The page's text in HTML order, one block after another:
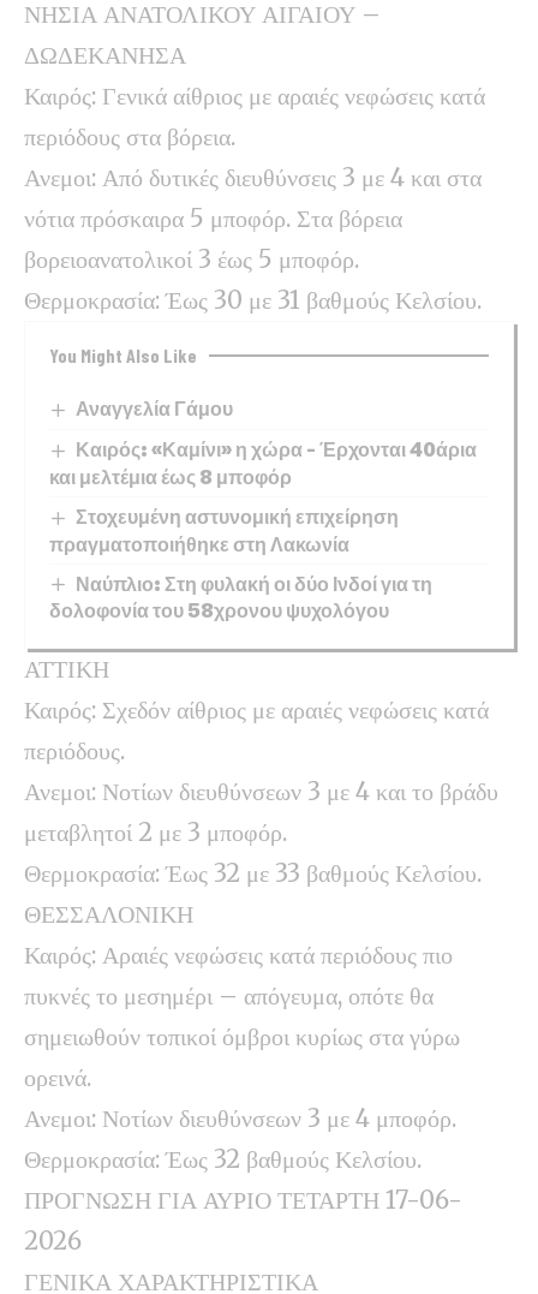
ΝΗΣΙΑ ΑΝΑΤΟΛΙΚΟΥ ΑΙΓΑΙΟΥ –
ΔΩΔΕΚΑΝΗΣΑ
Καιρός: Γενικά αίθριος με αραιές νεφώσεις κατά
περιόδους στα βόρεια.
Ανεμοι: Από δυτικές διευθύνσεις 3 με 4 και στα
νότια πρόσκαιρα 5 μποφόρ. Στα βόρεια
βορειοανατολικοί 3 έως 5 μποφόρ.
Θερμοκρασία: Έως 30 με 31 βαθμούς Κελσίου.
You Might Also Like
Αναγγελία Γάμου
Καιρός: «Καμίνι» η χώρα – Έρχονται 40άρια
και μελτέμια έως 8 μποφόρ
Στοχευμένη αστυνομική επιχείρηση
πραγματοποιήθηκε στη Λακωνία
Ναύπλιο: Στη φυλακή οι δύο Ινδοί για τη
δολοφονία του 58χρονου ψυχολόγου
ΑΤΤΙΚΗ
Καιρός: Σχεδόν αίθριος με αραιές νεφώσεις κατά
περιόδους.
Ανεμοι: Νοτίων διευθύνσεων 3 με 4 και το βράδυ
μεταβλητοί 2 με 3 μποφόρ.
Θερμοκρασία: Έως 32 με 33 βαθμούς Κελσίου.
ΘΕΣΣΑΛΟΝΙΚΗ
Καιρός: Αραιές νεφώσεις κατά περιόδους πιο
πυκνές το μεσημέρι – απόγευμα, οπότε θα
σημειωθούν τοπικοί όμβροι κυρίως στα γύρω
ορεινά.
Ανεμοι: Νοτίων διευθύνσεων 3 με 4 μποφόρ.
Θερμοκρασία: Έως 32 βαθμούς Κελσίου.
ΠΡΟΓΝΩΣΗ ΓΙΑ ΑΥΡΙΟ ΤΕΤΑΡΤΗ 17-06-
2026
ΓΕΝΙΚΑ ΧΑΡΑΚΤΗΡΙΣΤΙΚΑ